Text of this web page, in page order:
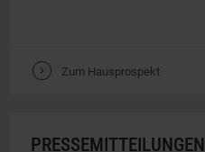
V Zum Hausprospekt
PRESSEMITTEILUNGEN